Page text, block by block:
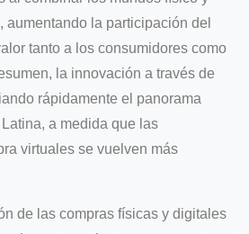
aumentando la participación del
tanto a los consumidores como
la innovación a través de
rápidamente el panorama
a medida que las
virtuales se vuelven más
de las compras físicas y digitales